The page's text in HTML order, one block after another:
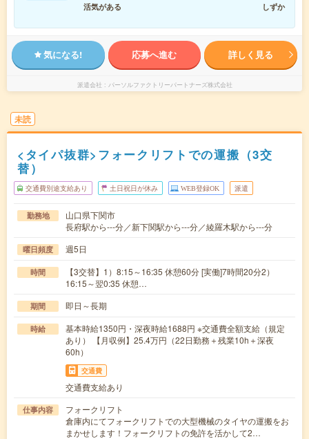
活気がある
しずか
気になる! 応募へ進む 詳しく見る
派遣会社 パーソルファクトリーパートナーズ株式会社
未読
<タイパ抜群>フォークリフトでの運搬（3交
替）
交通費別途支給あり 土日祝日が休み WEB登録OK 派遣
勤務地
山口県下関市
長府駅から---分／新下関駅から---分／綾羅木駅から---分
曜日頻度 週5日
時間
【3交替】1）8:15～16:35 休憩60分 [実働]7時間20分2）
16:15～翌0:35 休憩…
期間 即日～長期
時給
基本時給1350円・深夜時給1688円 ※交通費全額支給（規定
あり） 【月収例】25.4万円（22日勤務＋残業10h＋深夜
60h）
交通費
交通費支給あり
仕事内容
フォークリフト
倉庫内にてフォークリフトでの大型機械のタイヤの運搬をお
まかせします！フォークリフトの免許を活かして2…